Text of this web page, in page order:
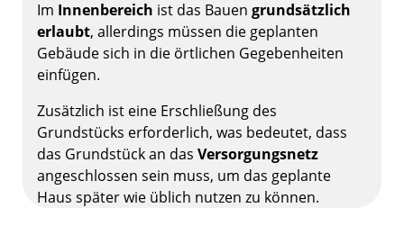
Im Innenbereich ist das Bauen grundsätzlich
erlaubt, allerdings müssen die geplanten
Gebäude sich in die örtlichen Gegebenheiten
einfügen.
Zusätzlich ist eine Erschließung des
Grundstücks erforderlich, was bedeutet, dass
das Grundstück an das Versorgungsnetz
angeschlossen sein muss, um das geplante
Haus später wie üblich nutzen zu können.